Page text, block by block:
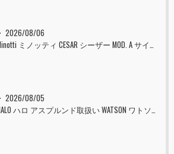
2026/08/06
2026/08/05